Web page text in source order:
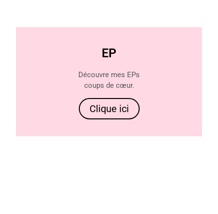
EP
Découvre mes EPs
coups de cœur.
Clique ici